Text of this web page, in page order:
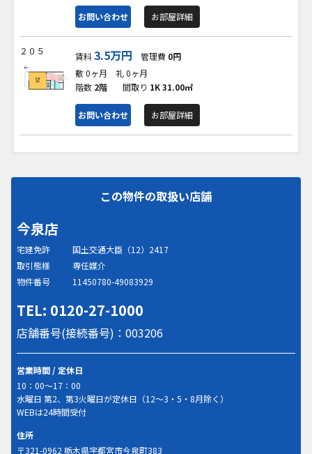
お問い合わせ お部屋詳細
２０５ 賃料3.5万円 管理費 0円
敷 0ヶ月
礼 0ヶ月
階数 2階 間取り 1K31.00㎡
お問い合わせ お部屋詳細
この物件の取扱い店舗
今泉店
宅建免許
国土交通大臣（12）2417
取引態様
専任媒介
物件番号
11450780-49083929
TEL: 0120-27-1000
店舗番号(接続番号)：003206
営業時間 / 定休日
10：00～17：00
水曜日 第2、第3火曜日が定休日（12～3・5・8月除く）
WEBは24時間受付
住所
〒321-0962 栃木県宇都宮市今泉町383